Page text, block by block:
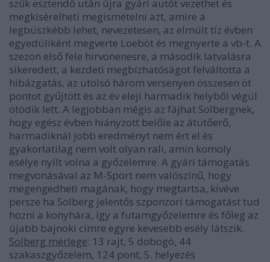
szűk esztendő után újra gyári autót vezethet és
megkísérelheti megismételni azt, amire a
legbüszkébb lehet, nevezetesen, az elmúlt tíz évben
egyedüliként megverte Loeböt és megnyerte a vb-t. A
szezon első fele hirvonenesre, a második latvalásra
sikeredett, a kezdeti megbízhatóságot felváltotta a
hibázgatás, az utolsó három versenyen összesen öt
pontot gyűjtött és az év eleji harmadik helyből végül
ötödik lett. A legjobban mégis az fájhat Solbergnek,
hogy egész évben hiányzott belőle az átütőerő,
harmadiknál jobb eredményt nem ért el és
gyakorlatilag nem volt olyan rali, amin komoly
esélye nyílt volna a győzelemre. A gyári támogatás
megvonásával az M-Sport nem valószínű, hogy
megengedheti magának, hogy megtartsa, kivéve
persze ha Solberg jelentős szponzori támogatást tud
hozni a konyhára, így a futamgyőzelemre és főleg az
újabb bajnoki címre egyre kevesebb esély látszik.
Solberg mérlege: 13 rajt, 5 dobogó, 44
szakaszgyőzelem, 124 pont, 5. helyezés